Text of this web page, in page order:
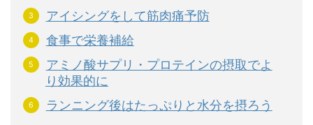
アイシングをして筋肉痛予防
食事で栄養補給
アミノ酸サプリ・プロテインの摂取でよ
り効果的に
ランニング後はたっぷりと水分を摂ろう